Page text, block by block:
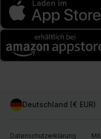
Deutschland (€ EUR)
Datenschutzerklärung